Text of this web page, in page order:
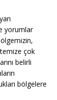
yorumlar
çok
belirli
bölgelere